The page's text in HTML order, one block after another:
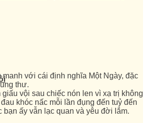
manh với cái định nghĩa Một Ngày, đặc
thư.
vội sau chiếc nón len vì xạ trị không
khóc nấc mỗi lần đụng đến tuỷ đến
ấy vẫn lạc quan và yêu đời lắm.